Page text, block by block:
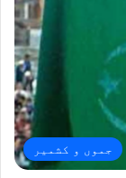
جموں و کشمیر